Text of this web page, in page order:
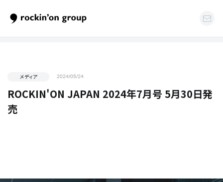
メディア 2024/05/24
ROCKIN'ON JAPAN 2024年7月号 5月30日発
売